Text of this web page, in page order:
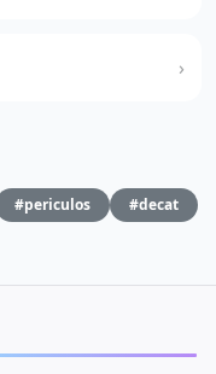
#periculos
#decat